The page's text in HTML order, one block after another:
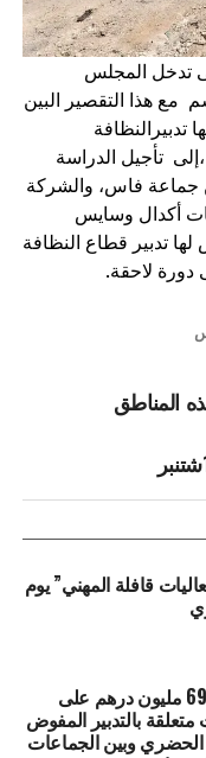
تدخل المجلس
مع هذا التقصير البين
تأجيل الدراسة
جماعة فاس، والشركة
أكدال وسايس
تدبير قطاع النظافة
دورة لاحقة.
المناطق
قافلة المهني” يوم
المصادقة بكلفة 33ر693 مليون درهم على
متعلقة بالتدبير المفوض
وبين الجماعات